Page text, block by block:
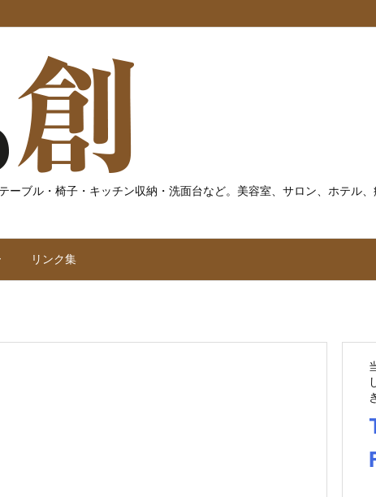
ブル・椅子・キッチン収納・洗面台など。美容室、サロン、ホテル
リンク集